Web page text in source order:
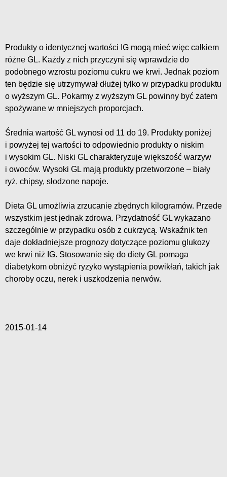
Produkty o identycznej wartości IG mogą mieć więc całkiem
różne GL. Każdy z nich przyczyni się wprawdzie do
podobnego wzrostu poziomu cukru we krwi. Jednak poziom
ten będzie się utrzymywał dłużej tylko w przypadku produktu
o wyższym GL. Pokarmy z wyższym GL powinny być zatem
spożywane w mniejszych proporcjach.
Średnia wartość GL wynosi od 11 do 19. Produkty poniżej
i powyżej tej wartości to odpowiednio produkty o niskim
i wysokim GL. Niski GL charakteryzuje większość warzyw
i owoców. Wysoki GL mają produkty przetworzone – biały
ryż, chipsy, słodzone napoje.
Dieta GL umożliwia zrzucanie zbędnych kilogramów. Przede
wszystkim jest jednak zdrowa. Przydatność GL wykazano
szczególnie w przypadku osób z cukrzycą. Wskaźnik ten
daje dokładniejsze prognozy dotyczące poziomu glukozy
we krwi niż IG. Stosowanie się do diety GL pomaga
diabetykom obniżyć ryzyko wystąpienia powikłań, takich jak
choroby oczu, nerek i uszkodzenia nerwów.
2015-01-14